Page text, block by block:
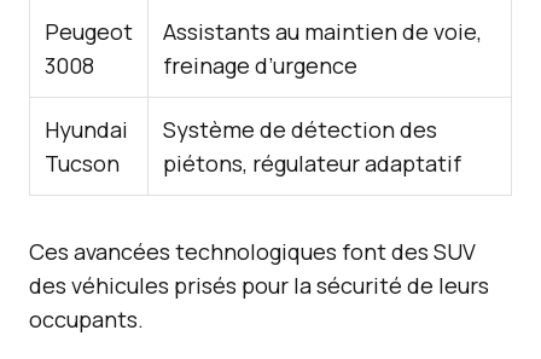
Peugeot
3008
Assistants au maintien de voie,
freinage d’urgence
Hyundai
Tucson
Système de détection des
piétons, régulateur adaptatif
Ces avancées technologiques font des SUV
des véhicules prisés pour la sécurité de leurs
occupants.